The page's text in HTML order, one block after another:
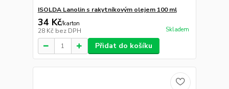
ISOLDA Lanolin s rakytníkovým olejem 100 ml
34 Kč/karton
28 Kč bez DPH Skladem
Přidat do košíku